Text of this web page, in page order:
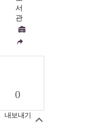
서
관
0
내보내기